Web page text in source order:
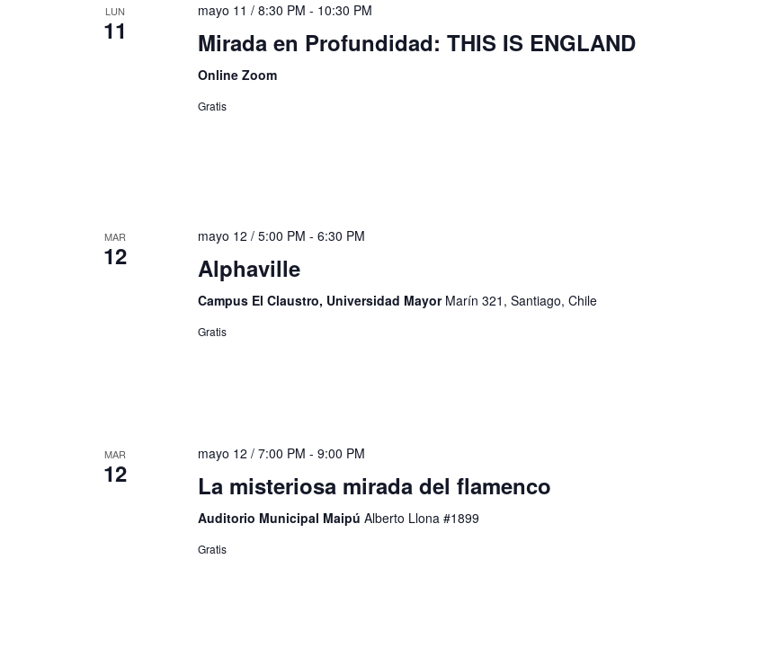
LUN
11
mayo 11 / 8:30 PM - 10:30 PM
Mirada en Profundidad: THIS IS ENGLAND
Online Zoom
Gratis
MAR
12
mayo 12 / 5:00 PM - 6:30 PM
Alphaville
Campus El Claustro, Universidad Mayor Marín 321, Santiago, Chile
Gratis
MAR
12
mayo 12 / 7:00 PM - 9:00 PM
La misteriosa mirada del flamenco
Auditorio Municipal Maipú Alberto Llona #1899
Gratis